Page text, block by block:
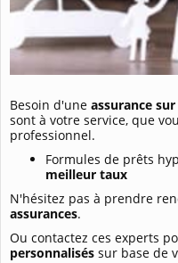
Besoin d'une assurance
sont à votre service, que
professionnel.
Formules de prêts
meilleur taux
N'hésitez pas à prendre
assurances.
Ou contactez ces experts
personnalisés sur base de